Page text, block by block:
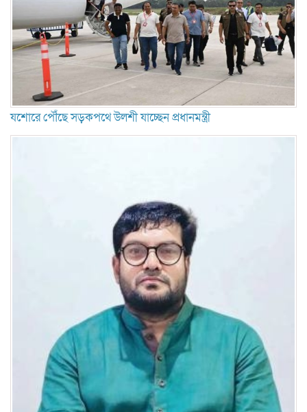
যশোরে পৌঁছে সড়কপথে উলশী যাচ্ছেন প্রধানমন্ত্রী